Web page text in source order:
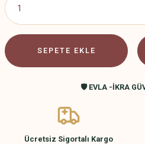
SEPETE EKLE
🛡️ EVLA -İKRA
Ücretsiz Sigortalı Kargo